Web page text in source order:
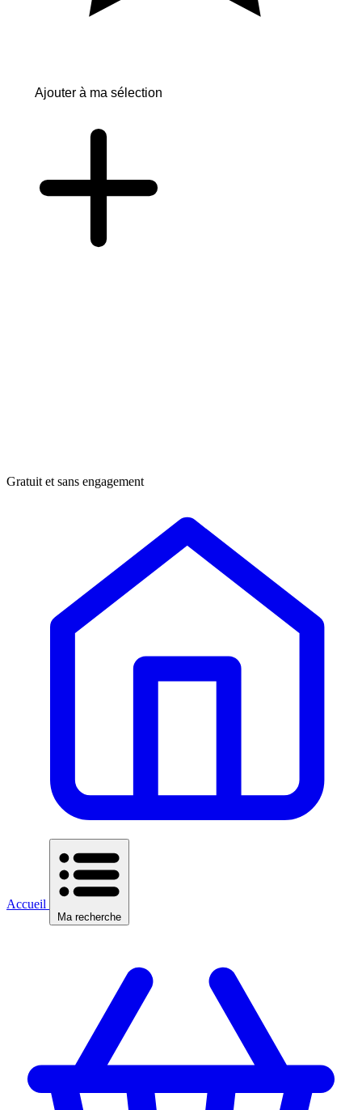
Ajouter à ma sélection
Gratuit et sans engagement
Accueil
Ma recherche